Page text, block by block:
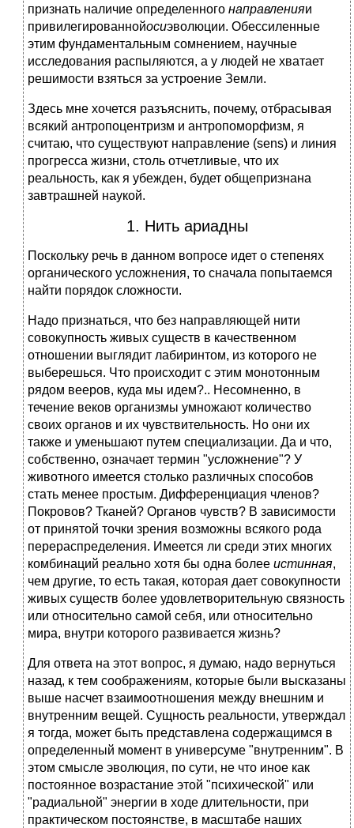
признать наличие определенного направленияи
привилегированнойосиэволюции. Обессиленные
этим фундаментальным сомнением, научные
исследования распыляются, а у людей не хватает
решимости взяться за устроение Земли.
Здесь мне хочется разъяснить, почему, отбрасывая
всякий антропоцентризм и антропоморфизм, я
считаю, что существуют направление (sens) и линия
прогресса жизни, столь отчетливые, что их
реальность, как я убежден, будет общепризнана
завтрашней наукой.
1. Нить ариадны
Поскольку речь в данном вопросе идет о степенях
органического усложнения, то сначала попытаемся
найти порядок сложности.
Надо признаться, что без направляющей нити
совокупность живых существ в качественном
отношении выглядит лабиринтом, из которого не
выберешься. Что происходит с этим монотонным
рядом вееров, куда мы идем?.. Несомненно, в
течение веков организмы умножают количество
своих органов и их чувствительность. Но они их
также и уменьшают путем специализации. Да и что,
собственно, означает термин "усложнение"? У
животного имеется столько различных способов
стать менее простым. Дифференциация членов?
Покровов? Тканей? Органов чувств? В зависимости
от принятой точки зрения возможны всякого рода
перераспределения. Имеется ли среди этих многих
комбинаций реально хотя бы одна более истинная,
чем другие, то есть такая, которая дает совокупности
живых существ более удовлетворительную связность
или относительно самой себя, или относительно
мира, внутри которого развивается жизнь?
Для ответа на этот вопрос, я думаю, надо вернуться
назад, к тем соображениям, которые были высказаны
выше насчет взаимоотношения между внешним и
внутренним вещей. Сущность реальности, утверждал
я тогда, может быть представлена содержащимся в
определенный момент в универсуме "внутренним". В
этом смысле эволюция, по сути, не что иное как
постоянное возрастание этой "психической" или
"радиальной" энергии в ходе длительности, при
практическом постоянстве, в масштабе наших